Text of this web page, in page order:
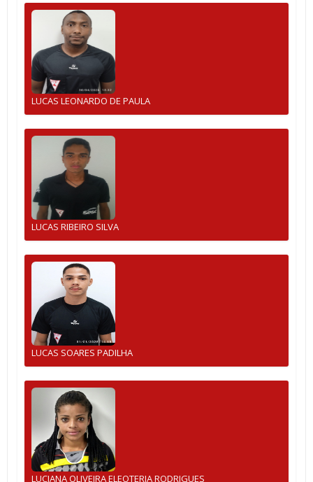
LUCAS LEONARDO DE PAULA
LUCAS RIBEIRO SILVA
LUCAS SOARES PADILHA
LUCIANA OLIVEIRA ELEOTERIA RODRIGUES